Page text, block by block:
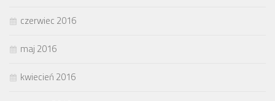
czerwiec 2016
maj 2016
kwiecień 2016